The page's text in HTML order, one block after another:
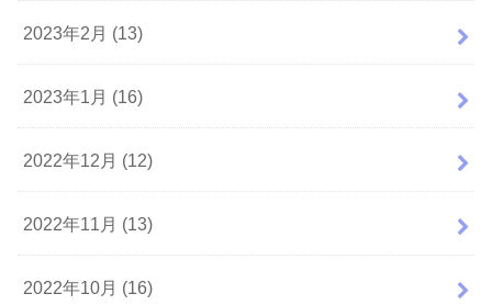
2023年2月 (13)
2023年1月 (16)
2022年12月 (12)
2022年11月 (13)
2022年10月 (16)